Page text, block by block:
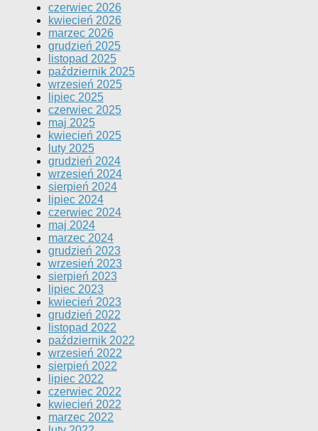
czerwiec 2026
kwiecień 2026
marzec 2026
grudzień 2025
listopad 2025
październik 2025
wrzesień 2025
lipiec 2025
czerwiec 2025
maj 2025
kwiecień 2025
luty 2025
grudzień 2024
wrzesień 2024
sierpień 2024
lipiec 2024
czerwiec 2024
maj 2024
marzec 2024
grudzień 2023
wrzesień 2023
sierpień 2023
lipiec 2023
kwiecień 2023
grudzień 2022
listopad 2022
październik 2022
wrzesień 2022
sierpień 2022
lipiec 2022
czerwiec 2022
kwiecień 2022
marzec 2022